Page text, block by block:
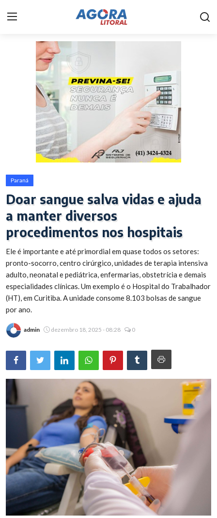
Paranaguá
Fale Conosco
Policial
Brasil
Paraná
Doar sangue salva vidas e ajuda
a manter diversos
procedimentos nos hospitais
Ele é importante e até primordial em quase todos os setores:
pronto-socorro, centro cirúrgico, unidades de terapia intensiva
adulto, neonatal e pediátrica, enfermarias, obstetrícia e demais
especialidades clínicas. Um exemplo é o Hospital do Trabalhador
(HT), em Curitiba. A unidade consome 8.103 bolsas de sangue
por ano.
admin dezembro 18, 2025 - 08:28 0